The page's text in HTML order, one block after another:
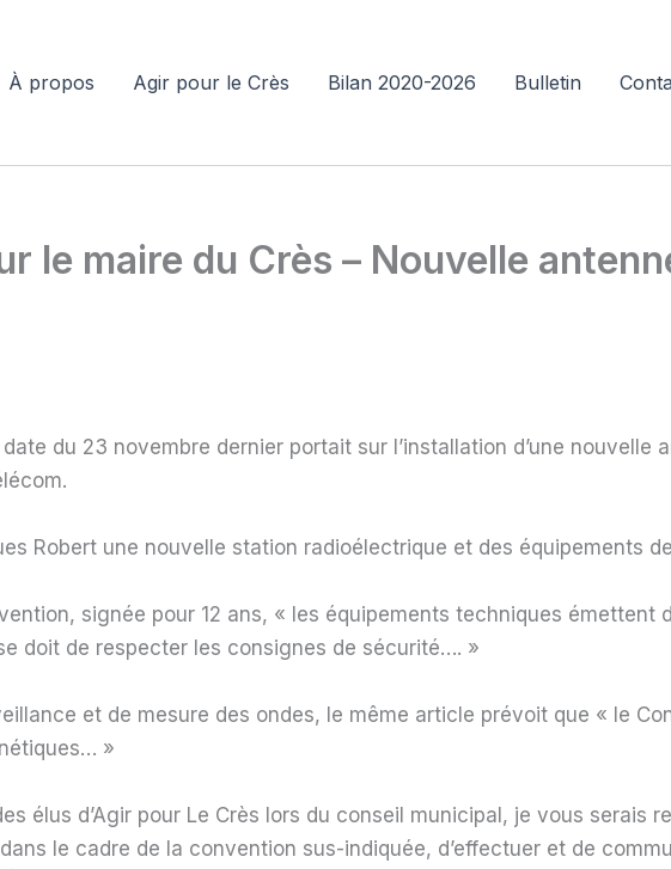
À propos Agir pour le Crès Bilan 2020-2026 Bulletin
le maire du Crès – Nouvelle
du 23 novembre dernier portait sur l’installation d’une
Robert une nouvelle station radioélectrique et des équipements
signée pour 12 ans, « les équipements techniques émettent
doit de respecter les consignes de sécurité…. »
et de mesure des ondes, le même article prévoit que « le
»
élus d’Agir pour Le Crès lors du conseil municipal, je vous serais
le cadre de la convention sus-indiquée, d’effectuer et de